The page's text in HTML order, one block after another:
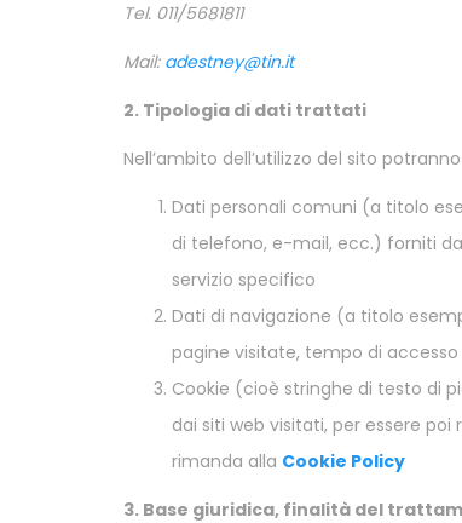
Tel. 011/5681811
Mail: adestney@tin.it
2. Tipologia di dati trattati
Nell’ambito dell’utilizzo del sito
Dati personali comuni (a titolo
di telefono, e-mail, ecc.) forniti
servizio specifico
Dati di navigazione (a titolo
pagine visitate, tempo di
Cookie (cioè stringhe di testo di
dai siti web visitati, per essere poi
rimanda alla Cookie Policy
3. Base giuridica, finalità del